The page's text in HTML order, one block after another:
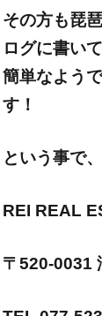
その方も琵
ログに書
簡単なよう
す！
という事で
REI REAL
〒520-0031